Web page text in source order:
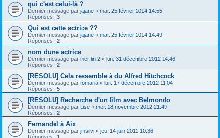
qui c'est celui-là ?
Dernier message par jajane « mar. 25 février 2014 14:55
Réponses : 3
Qui est cette actrice ??
Dernier message par jajane « mar. 25 février 2014 14:49
Réponses : 2
nom dune actrice
Dernier message par mer lin 2 « lun. 31 décembre 2012 14:46
Réponses : 2
[RESOLU] Cela ressemble à du Alfred Hitchcock
Dernier message par romaria « lun. 17 décembre 2012 11:04
Réponses : 5
[RESOLU] Recherche d'un film avec Belmondo
Dernier message par Lise « mer. 28 novembre 2012 21:49
Réponses : 2
Fernandel à Aix
Dernier message par jmsilvi « jeu. 14 juin 2012 10:36
Réponses : 1